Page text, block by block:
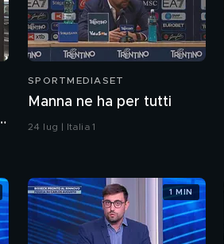
SPORTMEDIASET
Manna ne ha per tutti
24 lug | Italia 1
1 MIN